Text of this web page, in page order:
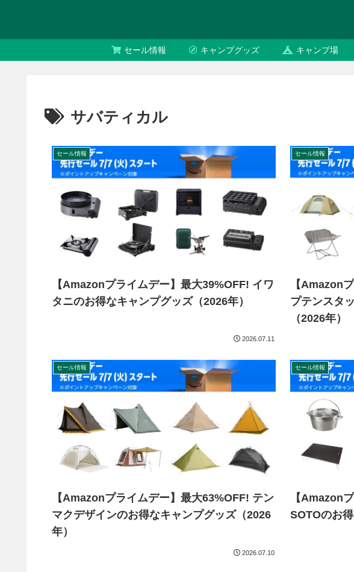
セール情報 キャンプグッズ キャンプ場
サバティカル
セール情報
【Amazonプライムデー】最大39%OFF! イワ
タニのお得なキャンプグッズ（2026年）
2026.07.11
セール情報
【Amazon
プテンスタ
（2026年）
セール情報
【Amazonプライムデー】最大63%OFF! テン
マクデザインのお得なキャンプグッズ（2026
年）
2026.07.10
セール情報
【Amazon
SOTOのお